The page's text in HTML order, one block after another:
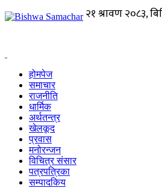
होमपेज
समाचार
राजनीति
धार्मिक
अर्थतन्त्र
खेलकूद
प्रवास
मनोरन्जन
विचित्र संसार
पत्रपत्रिका
सम्पादकिय